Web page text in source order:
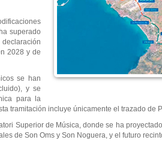
superado
2028 y de
se han
y se
para la
tramitación incluye únicamente el trazado de
Superior de Música, donde se ha
de Son Oms y Son Noguera, y el futuro